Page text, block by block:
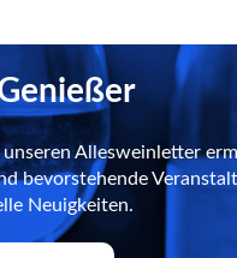
Allesweinletter
bevorstehende
Neuigkeiten.